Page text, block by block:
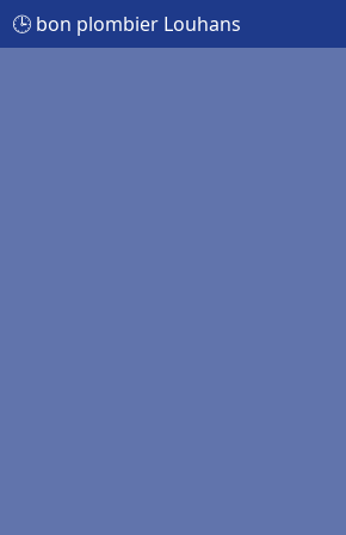
🕒 bon plombier Louhans